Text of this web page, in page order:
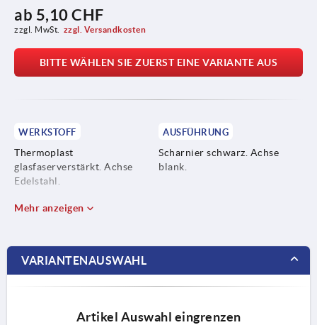
ab 5,10 CHF
zzgl. MwSt. zzgl. Versandkosten
BITTE WÄHLEN SIE ZUERST EINE VARIANTE AUS
WERKSTOFF
Thermoplast
glasfaserverstärkt. Achse
Edelstahl.
AUSFÜHRUNG
Scharnier schwarz. Achse
blank.
Mehr anzeigen
VARIANTENAUSWAHL
Artikel Auswahl eingrenzen